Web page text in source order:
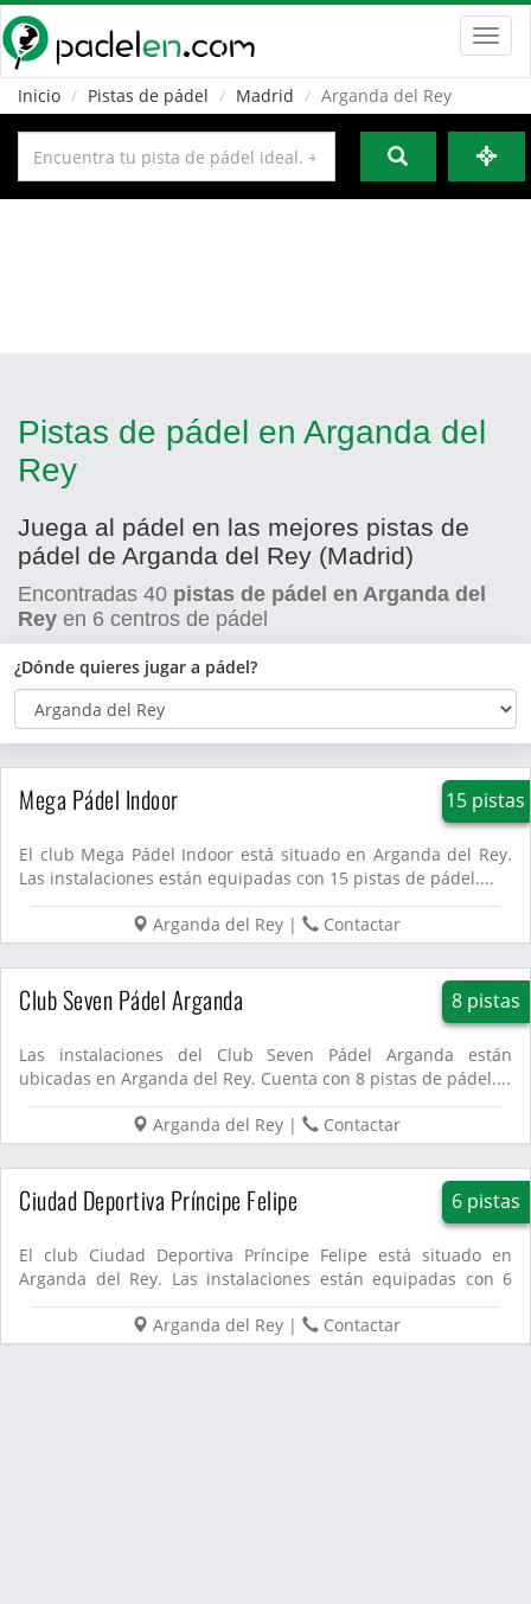
Inicio
Pistas de pádel Madrid Arganda del Rey
Pistas de pádel en Arganda del
Rey
Juega al pádel en las mejores pistas de
pádel de Arganda del Rey (Madrid)
Encontradas 40 pistas de pádel en Arganda del
Rey en 6 centros de pádel
¿Dónde quieres jugar a pádel?
Mega Pádel Indoor 15 pistas
El club Mega Pádel Indoor está situado en Arganda del Rey.
Las instalaciones están equipadas con 15 pistas de pádel....
Arganda del Rey| Contactar
Club Seven Pádel Arganda 8 pistas
Las instalaciones del Club Seven Pádel Arganda están
ubicadas en Arganda del Rey. Cuenta con 8 pistas de pádel....
Arganda del Rey| Contactar
Ciudad Deportiva Príncipe Felipe 6 pistas
El club Ciudad Deportiva Príncipe Felipe está situado en
Arganda del Rey. Las instalaciones están equipadas con 6
pistas d...
Arganda del Rey| Contactar